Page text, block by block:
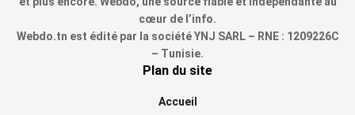
cœur de l’info.
Webdo.tn est édité par la société YNJ SARL – RNE : 1209226C
– Tunisie.
Plan du site
Accueil